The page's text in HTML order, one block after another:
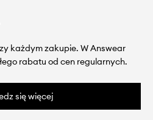
każdym zakupie. W Answear
rabatu od cen regularnych.
się więcej